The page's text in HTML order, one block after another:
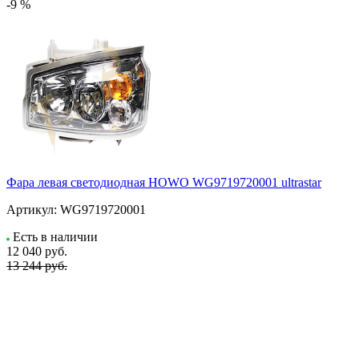
-9 %
Фара левая светодиодная HOWO WG9719720001 ultrastar
Артикул: WG9719720001
Есть в наличии
12 040 руб.
13 244 руб.